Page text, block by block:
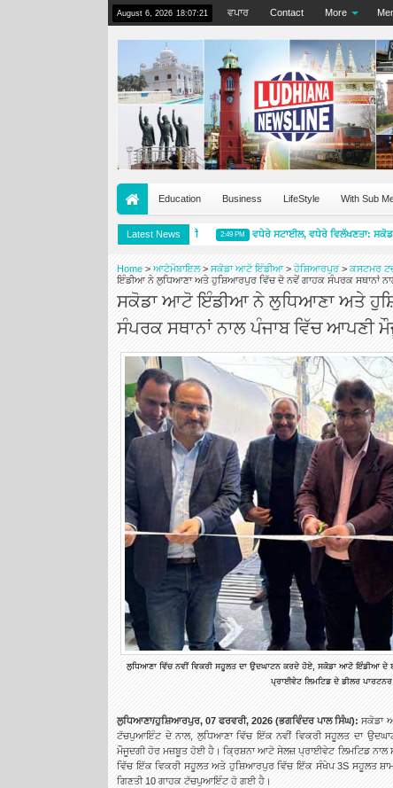
August 6, 2026 18:07:21 ਵਪਾਰ Contact More
Education Business LifeStyle With Sub
Latest News
ਮਿਸ਼ੇਲਿਨ ਪ੍ਰਾਈਮੈਸੀ 5 ਨੇ ਭਾਰਤ ਵਿੱਚ ਸ਼ੁਰੂਆਤ ਕੀਤੀ 2:49 PM ਵਧੇਰੇ ਸਟਾਈਲ, ਵਧੇਰੇ ਵਿਲੱਖਣਤਾ: ਸਕੋਡਾ
Home > ਆਟੋਮੋਬਾਇਲ> ਸਕੋਡਾ ਆਟੋ ਇੰਡੀਆ> ਹੋਸ਼ਿਆਰਪੁਰ >ਕਸਟਮਰ
ਇੰਡੀਆ ਨੇ ਲੁਧਿਆਣਾ ਅਤੇ ਹੁਸ਼ਿਆਰਪੁਰ ਵਿੱਚ ਦੋ ਨਵੇਂ ਗਾਹਕ ਸੰਪਰਕ ਸਥਾਨਾਂ ਨਾਲ
ਸਕੋਡਾ ਆਟੋ ਇੰਡੀਆ ਨੇ ਲੁਧਿਆਣਾ ਅਤੇ
ਸੰਪਰਕ ਸਥਾਨਾਂ ਨਾਲ ਪੰਜਾਬ ਵਿੱਚ ਆਪਣੀ
ਲੁਧਿਆਣਾ ਵਿੱਚ ਨਵੀਂ ਵਿਕਰੀ ਸਹੂਲਤ ਦਾ ਉਦਘਾਟਨ ਕਰਦੇ ਹੋਏ, ਸਕੋਡਾ ਆਟੋ ਇੰਡੀਆ
ਪ੍ਰਾਈਵੇਟ ਲਿਮਟਿਡ ਦੇ ਡੀਲਰ ਪਾਰਟਨਰ
ਲੁਧਿਆਣਾ/ਹੁਸ਼ਿਆਰਪੁਰ, 07 ਫਰਵਰੀ, 2026 (ਭਗਵਿੰਦਰ ਪਾਲ ਸਿੰਘ): ਸਕੋਡਾ
ਟੱਚਪੁਆਇੰਟ ਦੇ ਨਾਲ, ਲੁਧਿਆਣਾ ਵਿੱਚ ਇੱਕ ਨਵੀਂ ਵਿਕਰੀ ਸਹੂਲਤ ਦਾ
ਮੌਜੂਦਗੀ ਹੋਰ ਮਜ਼ਬੂਤ ਹੋਈ ਹੈ। ਕ੍ਰਿਸ਼ਨਾ ਆਟੋ ਸੇਲਜ਼ ਪ੍ਰਾਈਵੇਟ ਲਿਮਟਿਡ ਨਾਲ
ਵਿੱਚ ਇੱਕ ਵਿਕਰੀ ਸਹੂਲਤ ਅਤੇ ਹੁਸ਼ਿਆਰਪੁਰ ਵਿੱਚ ਇੱਕ ਸੰਖੇਪ 3S ਸਹੂਲਤ
ਗਿਣਤੀ 10 ਗਾਹਕ ਟੱਚਪੁਆਇੰਟ ਹੋ ਗਈ ਹੈ।